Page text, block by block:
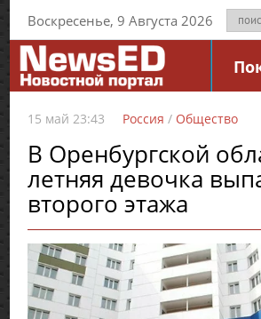
Воскресенье, 9 Августа 2026
15 май 23:43 Россия / Общество
В Оренбургской
летняя девочка
второго этажа